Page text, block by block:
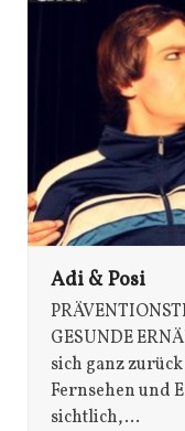
Adi & Posi
GESUNDE
sich ganz
Fernsehen und
sichtlich,…